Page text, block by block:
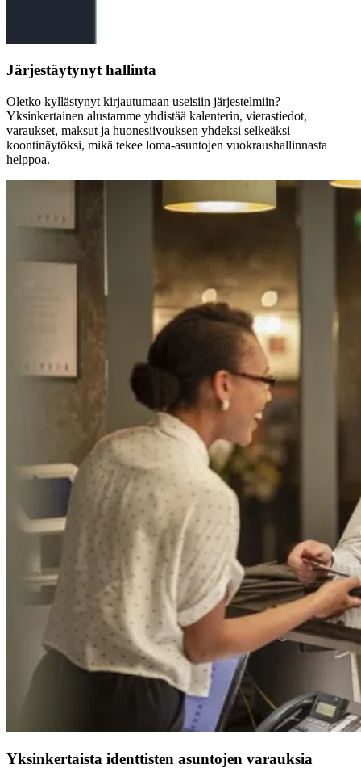
Järjestäytynyt hallinta
Oletko kyllästynyt kirjautumaan useisiin järjestelmiin?
Yksinkertainen alustamme yhdistää kalenterin, vierastiedot,
varaukset, maksut ja huonesiivouksen yhdeksi selkeäksi
koontinäytöksi, mikä tekee loma-asuntojen vuokraushallinnasta
helppoa.
Yksinkertaista identtisten asuntojen varauksia